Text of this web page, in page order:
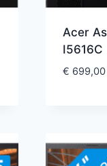
Acer
I5616C
€ 699,00